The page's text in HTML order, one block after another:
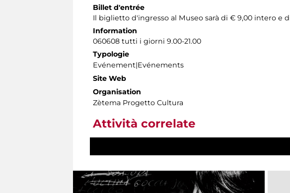
Billet d'entrée
Il biglietto d'ingresso al Museo sarà di € 9,00 intero e
Information
060608 tutti i giorni 9.00-21.00
Typologie
Evénement|Evénements
Site Web
Organisation
Zètema Progetto Cultura
Attività correlate